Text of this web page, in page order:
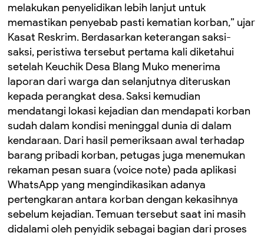
melakukan penyelidikan lebih lanjut untuk
memastikan penyebab pasti kematian korban,” ujar
Kasat Reskrim. Berdasarkan keterangan saksi-
saksi, peristiwa tersebut pertama kali diketahui
setelah Keuchik Desa Blang Muko menerima
laporan dari warga dan selanjutnya diteruskan
kepada perangkat desa. Saksi kemudian
mendatangi lokasi kejadian dan mendapati korban
sudah dalam kondisi meninggal dunia di dalam
kendaraan. Dari hasil pemeriksaan awal terhadap
barang pribadi korban, petugas juga menemukan
rekaman pesan suara (voice note) pada aplikasi
WhatsApp yang mengindikasikan adanya
pertengkaran antara korban dengan kekasihnya
sebelum kejadian. Temuan tersebut saat ini masih
didalami oleh penyidik sebagai bagian dari proses